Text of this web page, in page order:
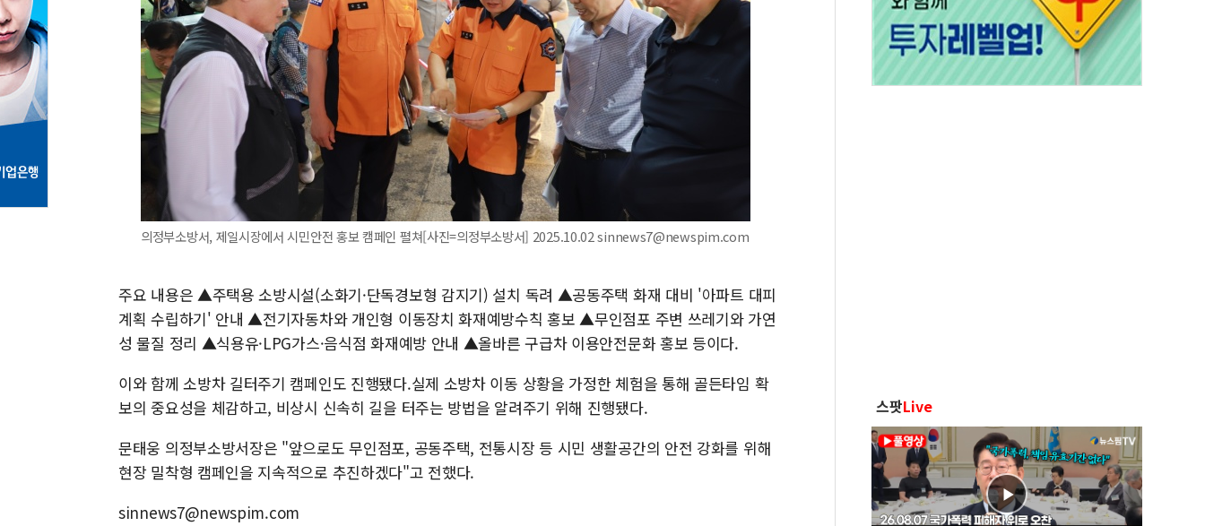
의정부소방서, 제일시장에서 시민안전 홍보 캠페인 펼쳐[사진=의정부소방서] 2025.10.02 sinnews7@newspim.com
주요 내용은 ▲주택용 소방시설(소화기·단독경보형 감지기) 설치 독려 ▲공동주택 화재 대비 '아파트 대피
계획 수립하기' 안내 ▲전기자동차와 개인형 이동장치 화재예방수칙 홍보 ▲무인점포 주변 쓰레기와 가연
성 물질 정리 ▲식용유·LPG가스·음식점 화재예방 안내 ▲올바른 구급차 이용안전문화 홍보 등이다.
이와 함께 소방차 길터주기 캠페인도 진행됐다.실제 소방차 이동 상황을 가정한 체험을 통해 골든타임 확
보의 중요성을 체감하고, 비상시 신속히 길을 터주는 방법을 알려주기 위해 진행됐다.
문태웅 의정부소방서장은 "앞으로도 무인점포, 공동주택, 전통시장 등 시민 생활공간의 안전 강화를 위해
현장 밀착형 캠페인을 지속적으로 추진하겠다"고 전했다.
sinnews7@newspim.com
스팟Live